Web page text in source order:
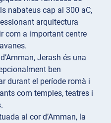
nabateus cap al 300 aC,
arquitectura
com a important centre
Jerash és una
ben
durant el període romà i
com temples, teatres i
al cor d’Amman, la